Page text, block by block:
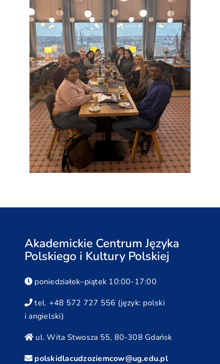
Akademickie Centrum Języka
Polskiego i Kultury Polskiej
poniedziałek–piątek 10:00-17:00
tel. +48 572 727 556 (język: polski
i angielski)
ul. Wita Stwosza 55, 80-308 Gdańsk
polskidlacudzoziemcow@ug.edu.pl